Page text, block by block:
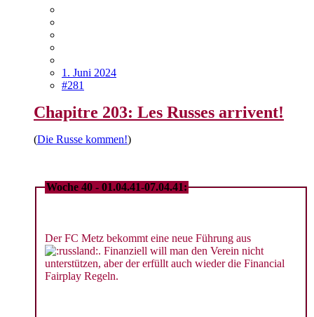
1. Juni 2024
#281
Chapitre 203: Les Russes arrivent!
(Die Russe kommen!)
Woche 40 - 01.04.41-07.04.41:
Der FC Metz bekommt eine neue Führung aus
. Finanziell will man den Verein nicht
unterstützen, aber der erfüllt auch wieder die Financial
Fairplay Regeln.